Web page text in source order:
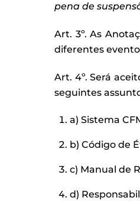
pena de suspens
Art. 3º. As
diferentes
Art. 4º. Será
seguintes
a) Sistema
b) Código de
c) Manual de
d)